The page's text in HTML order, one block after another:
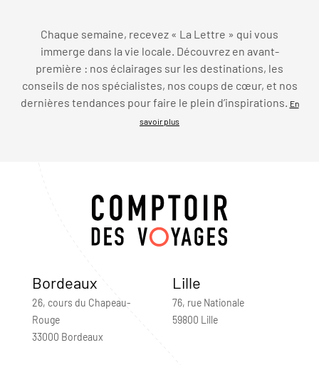
Chaque semaine, recevez « La Lettre » qui vous
immerge dans la vie locale. Découvrez en avant-
première : nos éclairages sur les destinations, les
conseils de nos spécialistes, nos coups de cœur, et nos
dernières tendances pour faire le plein d’inspirations.
En
savoir plus
Bordeaux
26, cours du Chapeau-
Rouge
33000 Bordeaux
Lille
76, rue Nationale
59800 Lille